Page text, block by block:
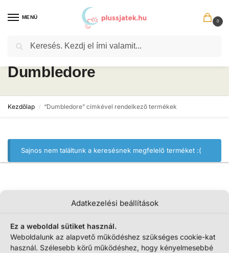
Adatkezelési beállítások
Ez a weboldal sütiket használ.
Weboldalunk az alapvető működéshez szükséges cookie-kat
használ. Szélesebb körű működéshez, hogy kényelmesebbé
MENÜ
0
Dumbledore
Kezdőlap / “Dumbledore” címkével rendelkező termékek
Sajnos nem találtunk a keresésnek megfelelő terméket :(